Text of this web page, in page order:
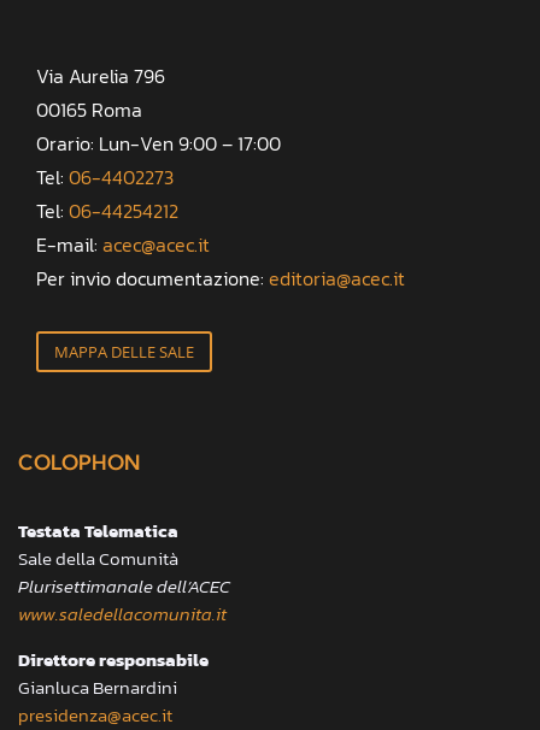
Via Aurelia 796
00165 Roma
Orario: Lun-Ven 9:00 – 17:00
Tel: 06-4402273
Tel: 06-44254212
E-mail: acec@acec.it
Per invio documentazione: editoria@acec.it
MAPPA DELLE SALE
COLOPHON
Testata Telematica
Sale della Comunità
Plurisettimanale dell’ACEC
www.saledellacomunita.it
Direttore responsabile
Gianluca Bernardini
presidenza@acec.it